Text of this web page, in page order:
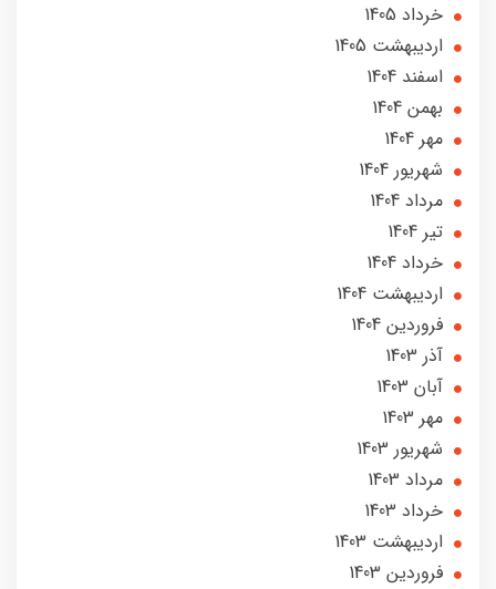
خرداد 1405
ارديبهشت 1405
اسفند 1404
بهمن 1404
مهر 1404
شهریور 1404
مرداد 1404
تير 1404
خرداد 1404
ارديبهشت 1404
فروردین 1404
آذر 1403
آبان 1403
مهر 1403
شهریور 1403
مرداد 1403
خرداد 1403
ارديبهشت 1403
فروردین 1403